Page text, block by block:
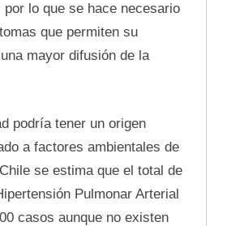
lo que se hace necesario
que permiten su
mayor difusión de la
podría tener un origen
a factores ambientales de
se estima que el total de
Pulmonar Arterial
casos aunque no existen